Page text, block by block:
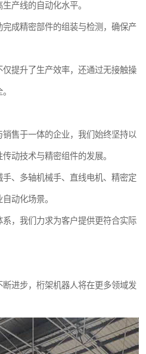
产线的自动化水平。
成精密部件的组装与检测，确保产
提升了生产效率，还通过无接触操
售于一体的企业，我们始终坚持以
动技术与精密组件的发展。
、多轴机械手、直线电机、精密定
动化场景。
，我们力求为客户提供更符合实际
进步，桁架机器人将在更多领域发